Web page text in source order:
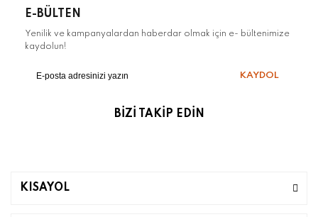
E-BÜLTEN
Yenilik ve kampanyalardan haberdar olmak için e- bültenimize
kaydolun!
KAYDOL
BİZİ TAKİP EDİN
KISAYOL